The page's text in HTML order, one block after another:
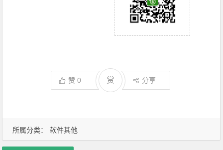
所属分类： 软件其他
赞0 赏 分享